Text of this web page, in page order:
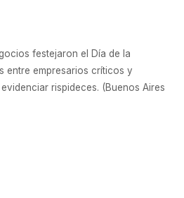
festejaron el Día de la
entre empresarios críticos y
rispideces. (Buenos Aires